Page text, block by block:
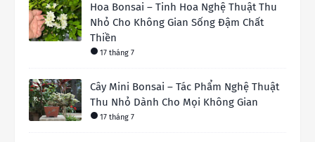
Hoa Bonsai – Tinh Hoa Nghệ Thuật Thu
Nhỏ Cho Không Gian Sống Đậm Chất
Thiền
17 tháng 7
Cây Mini Bonsai – Tác Phẩm Nghệ Thuật
Thu Nhỏ Dành Cho Mọi Không Gian
17 tháng 7